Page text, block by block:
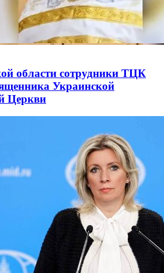
области сотрудники ТЦК
Украинской
Церкви